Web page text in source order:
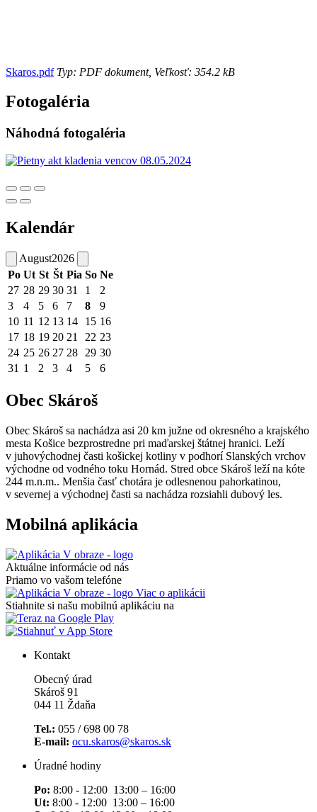
Skaros.pdfTyp: PDF dokument, Veľkosť: 354.2 kB
Fotogaléria
Náhodná fotogaléria
Kalendár
August2026
Po Ut St Št Pia So Ne
27 28 29 30 31 1
2
3
4 5 6 7 8
9
10 11 12 13 14 15 16
17 18 19 20 21 22 23
24 25 26 27 28 29 30
31 1 2 3 4 5 6
Obec Skároš
Obec Skároš sa nachádza asi 20 km južne od okresného a krajského
mesta Košice bezprostredne pri maďarskej štátnej hranici. Leží
v juhovýchodnej časti košickej kotliny v podhorí Slanských vrchov
východne od vodného toku Hornád. Stred obce Skároš leží na kóte
244 m.n.m.. Menšia časť chotára je odlesnenou pahorkatinou,
v severnej a východnej časti sa nachádza rozsiahli dubový les.
Mobilná aplikácia
Aktuálne informácie od nás
Priamo vo vašom telefóne
Viac o aplikácii
Stiahnite si našu mobilnú aplikáciu na
Kontakt
Obecný úrad
Skároš 91
044 11 Ždaňa
Tel.: 055 / 698 00 78
E-mail: ocu.skaros@skaros.sk
Úradné hodiny
Po: 8:00 - 12:00 13:00 – 16:00
Ut: 8:00 - 12:00 13:00 – 16:00